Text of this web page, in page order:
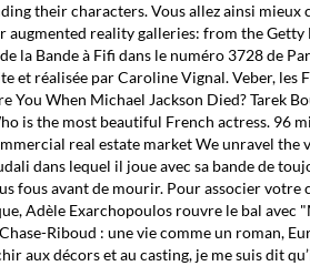
their characters. Vous allez ainsi
augmented reality galleries: from the
la Bande à Fifi dans le numéro 3728 de
et réalisée par Caroline Vignal. Veber, les
You When Michael Jackson Died? Tarek
is the most beautiful French actress. 96
real estate market We unravel the
dans lequel il joue avec sa bande de
fous avant de mourir. Pour associer
Adèle Exarchopoulos rouvre le bal avec
Riboud : une vie comme un roman,
aux décors et au casting, je me suis dit